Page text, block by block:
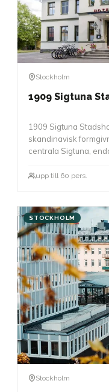
Stockholm
1909 Sigtuna
1909 Sigtuna
skandinavisk
centrala Sigtuna,
upp till 60 pers.
STOCKHOLM
Stockholm